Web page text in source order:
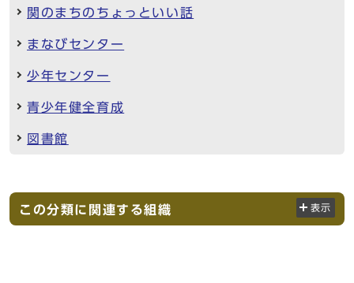
関のまちのちょっといい話
まなびセンター
少年センター
青少年健全育成
図書館
この分類に関連する組織 表示